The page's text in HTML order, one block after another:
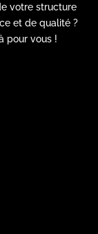
votre structure
et de qualité ?
pour vous !